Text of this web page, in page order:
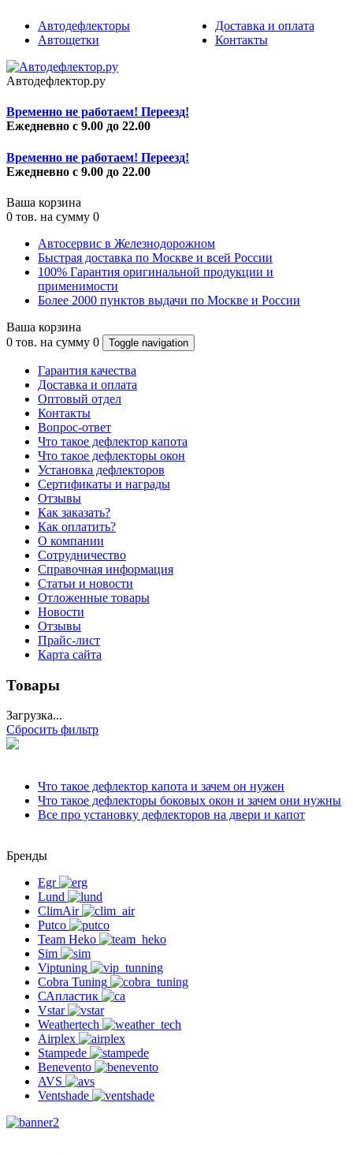
Автодефлекторы
Автощетки
Доставка и оплата
Контакты
Автодефлектор.ру
Временно не работаем! Переезд!
Ежедневно с 9.00 до 22.00
Временно не работаем! Переезд!
Ежедневно с 9.00 до 22.00
Ваша корзина
0 тов. на сумму 0
Автосервис в Железнодорожном
Быстрая доставка по Москве и всей России
100% Гарантия оригинальной продукции и
применимости
Более 2000 пунктов выдачи по Москве и России
Ваша корзина
0 тов. на сумму 0 Toggle navigation
Гарантия качества
Доставка и оплата
Оптовый отдел
Контакты
Вопрос-ответ
Что такое дефлектор капота
Что такое дефлекторы окон
Установка дефлекторов
Сертификаты и награды
Отзывы
Как заказать?
Как оплатить?
О компании
Сотрудничество
Справочная информация
Статьи и новости
Отложенные товары
Новости
Отзывы
Прайс-лист
Карта сайта
Товары
Загрузка...
Сбросить фильтр
Что такое дефлектор капота и зачем он нужен
Что такое дефлекторы боковых окон и зачем они нужны
Все про установку дефлекторов на двери и капот
Бренды
Egr
Lund
ClimAir
Putco
Team Heko
Sim
Viptuning
Cobra Tuning
САпластик
Vstar
Weathertech
Airplex
Stampede
Benevento
AVS
Ventshade